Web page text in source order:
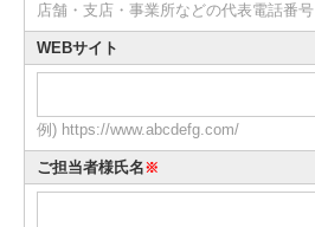
店舗・支店・事業所などの代表電話番号
WEBサイト
例) https://www.abcdefg.com/
ご担当者様氏名※